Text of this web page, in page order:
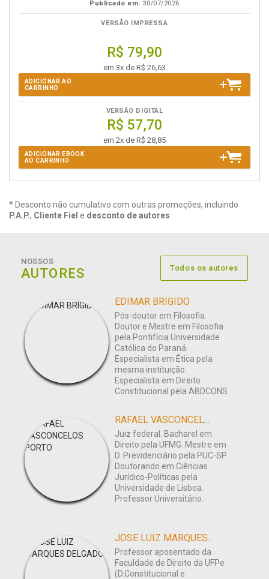
Publicado em: 30/07/2026
VERSÃO IMPRESSA
R$ 79,90
em 3x de R$ 26,63
ADICIONAR AO
CARRINHO
VERSÃO DIGITAL
R$ 57,70
em 2x de R$ 28,85
ADICIONAR EBOOK
AO CARRINHO
* Desconto não cumulativo com outras promoções, incluindo
P.A.P., Cliente Fiel e desconto de autores
NOSSOS
AUTORES Todos os autores
EDIMAR BRÍGIDO
Pós-doutor em Filosofia.
Doutor e Mestre em Filosofia
pela Pontifícia Universidade
Católica do Paraná.
Especialista em Ética pela
mesma instituição.
Especialista em Direito
Constitucional pela ABDCONS
RAFAEL VASCONCELOS PORTO
Juiz federal. Bacharel em
Direito pela UFMG. Mestre em
D. Previdenciário pela PUC-SP.
Doutorando em Ciências
Jurídico-Políticas pela
Universidade de Lisboa.
Professor Universitário.
JOSE LUIZ MARQUES DELGADO
Professor aposentado da
Faculdade de Direito da UFPe
(D.Constitucional e